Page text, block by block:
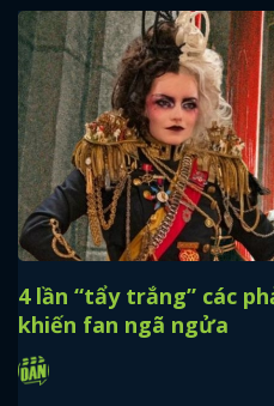
4 lần “tẩy trắng” các
khiến fan ngã ngửa